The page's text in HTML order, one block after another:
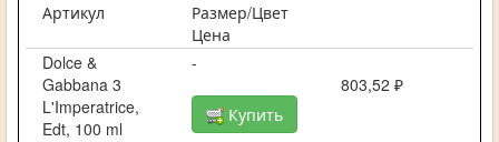
Артикул
Размер/Цвет
Цена
Dolce &
Gabbana 3
L'Imperatrice,
Edt, 100 ml
-
803,52 ₽
Купить